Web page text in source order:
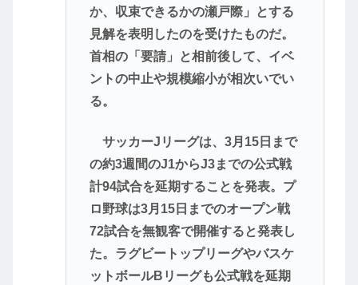
か、収束できるかの瀬戸際」とする
見解を表明したのを受けたものだ。
首相の「要請」と相前後して、イベ
ントの中止や規模縮小が相次いでい
る。
サッカーJリーグは、3月15日まで
の約3週間のJ1からJ3までの公式戦
計94試合を延期することを発表。プ
ロ野球は3月15日までのオープン戦
72試合を無観客で開催すると発表し
た。ラグビートップリーグやバスケ
ットボールBリーグも公式戦を延期